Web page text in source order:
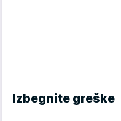
Izbegnite greške